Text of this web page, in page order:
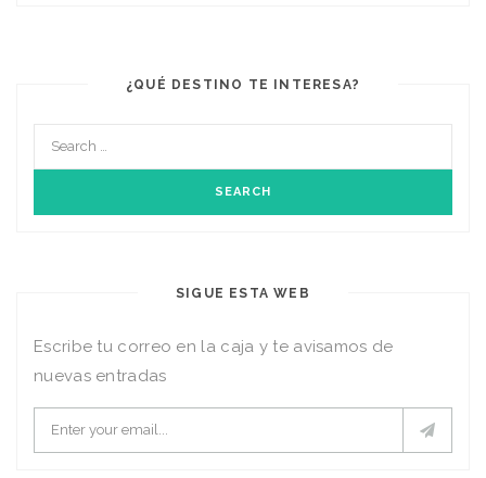
¿QUÉ DESTINO TE INTERESA?
SIGUE ESTA WEB
Escribe tu correo en la caja y te avisamos de
nuevas entradas